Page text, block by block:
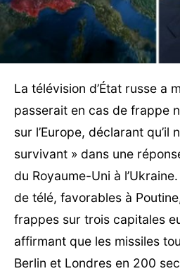
La télévision d’État russe a
passerait en cas de frappe
sur l’Europe, déclarant qu’il
survivant » dans une
du Royaume-Uni à
de télé, favorables à
frappes sur trois capitales
affirmant que les missiles
Berlin et Londres en 200